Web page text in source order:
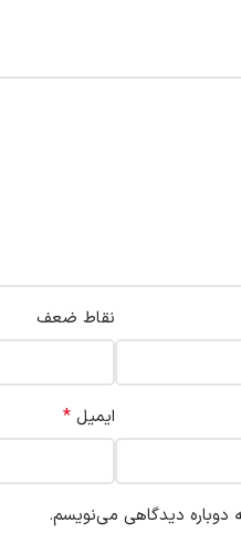
نقاط ضعف
ایمیل *
دوباره دیدگاهی می‌نویسم.